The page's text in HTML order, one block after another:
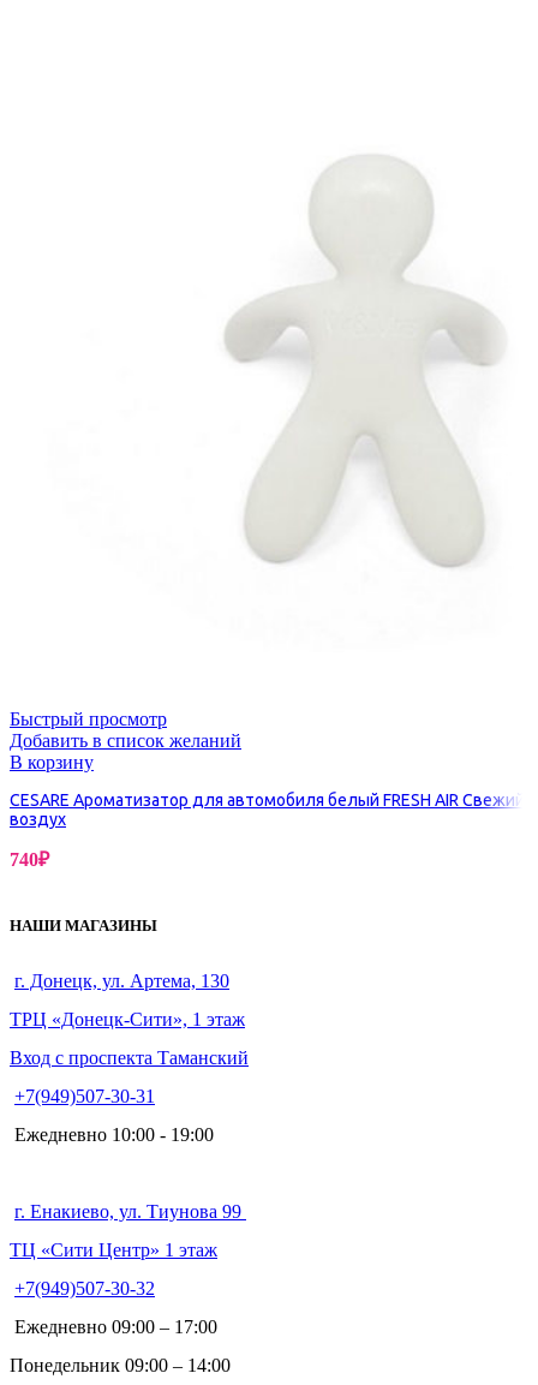
Быстрый просмотр
Добавить в список желаний
В корзину
CESARE Ароматизатор для автомобиля белый FRESH AIR Свежий
воздух
740₽
НАШИ МАГАЗИНЫ
г. Донецк, ул. Артема, 130
ТРЦ «Донецк-Сити», 1 этаж
Вход с проспекта Таманский
+7(949)507-30-31
Ежедневно 10:00 - 19:00
г. Енакиево, ул. Тиунова 99
ТЦ «Сити Центр» 1 этаж
+7(949)507-30-32
Ежедневно 09:00 – 17:00
Понедельник 09:00 – 14:00